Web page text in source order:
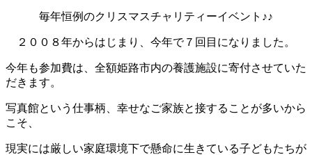
毎年恒例のクリスマスチャリティーイベント♪♪
２００８年からはじまり、今年で７回目になりました。
今年も参加費は、全額姫路市内の養護施設に寄付させていた
だきます。
写真館という仕事柄、幸せなご家族と接することが多いから
こそ、
現実には厳しい家庭環境下で懸命に生きている子どもたちが